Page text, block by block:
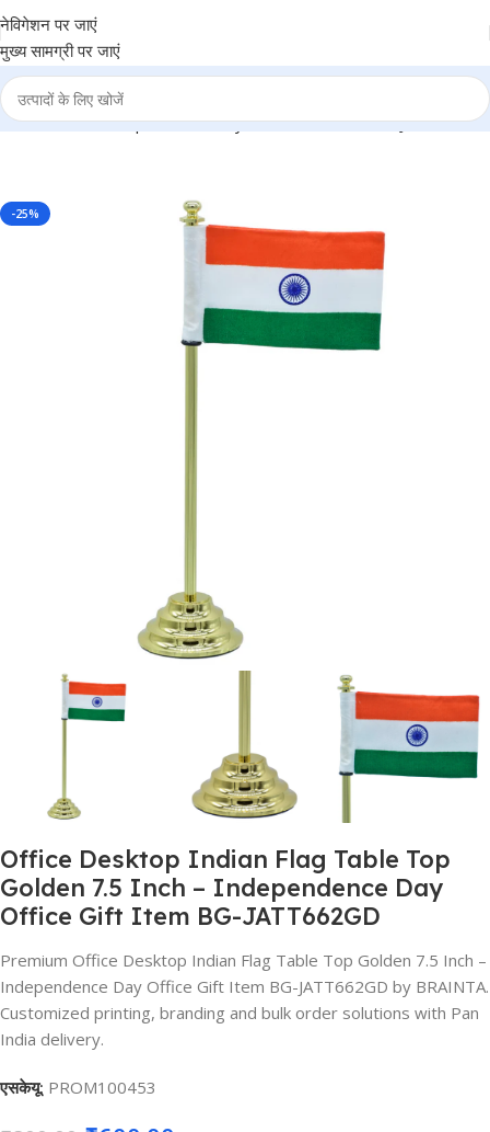
नेविगेशन पर जाएं
मुख्य सामग्री पर जाएं
7.5 Inch – Independence Day Office Gift Item BG-JATT662GD
-25%
Office Desktop Indian Flag Table Top
Golden 7.5 Inch – Independence Day
Office Gift Item BG-JATT662GD
Premium Office Desktop Indian Flag Table Top Golden 7.5 Inch –
Independence Day Office Gift Item BG-JATT662GD by BRAINTA.
Customized printing, branding and bulk order solutions with Pan
India delivery.
एसकेयू: PROM100453